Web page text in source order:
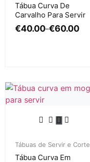
Tábua Curva De
Carvalho Para Servir
€40.00–€60.00
Tábuas de Servir e Corte
Tábua Curva Em